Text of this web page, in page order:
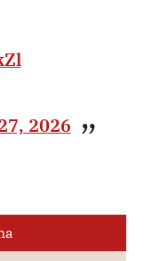
2026